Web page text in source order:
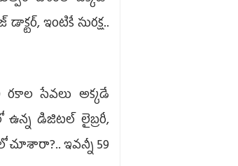
ఇంటికే సురక్ష..
సేవలు అక్కడే
ఉన్న డిజిటల్‌ లైబ్రరీ,
ఇవన్నీ 59